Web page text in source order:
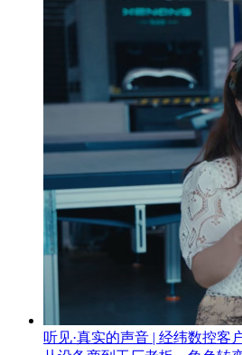
听见·真实的声音 | 经纬数控客